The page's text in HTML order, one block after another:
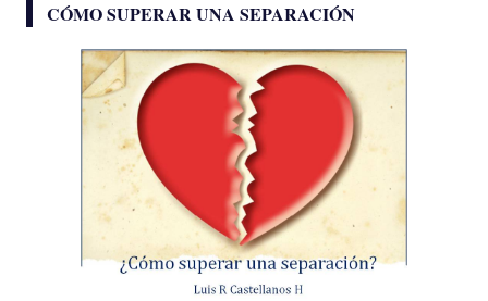
CÓMO SUPERAR UNA SEPARACIÓN